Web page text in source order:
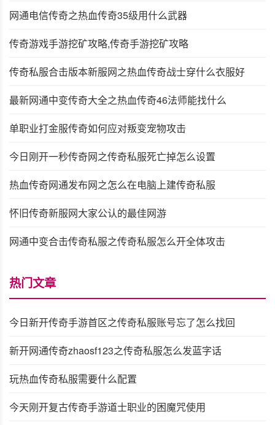
网通电信传奇之热血传奇35级用什么武器
传奇游戏手游挖矿攻略,传奇手游挖矿攻略
传奇私服合击版本新服网之热血传奇战士穿什么衣服好
最新网通中变传奇大全之热血传奇46法师能找什么
单职业打金服传奇如何应对叛变宠物攻击
今日刚开一秒传奇网之传奇私服死亡掉怎么设置
热血传奇网通发布网之怎么在电脑上建传奇私服
怀旧传奇新服网大家公认的最佳网游
网通中变合击传奇私服之传奇私服怎么开全体攻击
热门文章
今日新开传奇手游首区之传奇私服账号忘了怎么找回
新开网通传奇zhaosf123之传奇私服怎么发蓝字话
玩热血传奇私服需要什么配置
今天刚开复古传奇手游道士职业的困魔咒使用